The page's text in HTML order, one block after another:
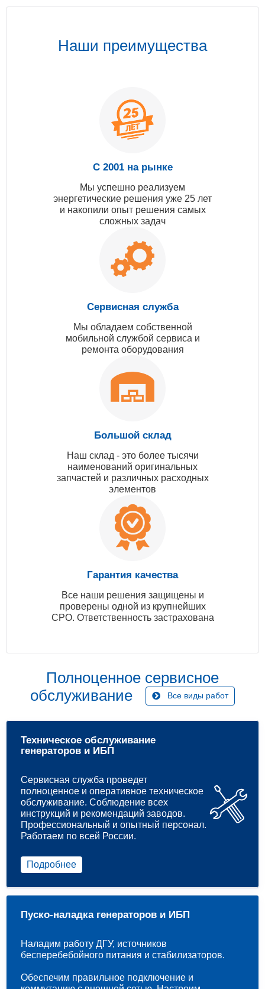
Наши преимущества
С 2001 на рынке
Мы успешно реализуем
энергетические решения уже 25 лет
и накопили опыт решения самых
сложных задач
Сервисная служба
Мы обладаем собственной
мобильной службой сервиса и
ремонта оборудования
Большой склад
Наш склад - это более тысячи
наименований оригинальных
запчастей и различных расходных
элементов
Гарантия качества
Все наши решения защищены и
проверены одной из крупнейших
СРО. Ответственность застрахована
Полноценное сервисное
обслуживание
Все виды работ
Техническое обслуживание
генераторов и ИБП
Сервисная служба проведет
полноценное и оперативное техническое
обслуживание. Соблюдение всех
инструкций и рекомендаций заводов.
Профессиональный и опытный персонал.
Работаем по всей России.
Подробнее
Пуско-наладка генераторов и ИБП
Наладим работу ДГУ, источников
бесперебебойного питания и стабилизаторов.
Обеспечим правильное подключение и